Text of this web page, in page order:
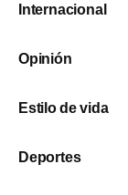
Internacional
Opinión
Estilo de vida
Deportes